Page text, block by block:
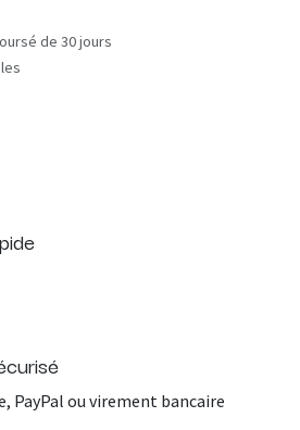
de 30 jours
PayPal ou virement bancaire